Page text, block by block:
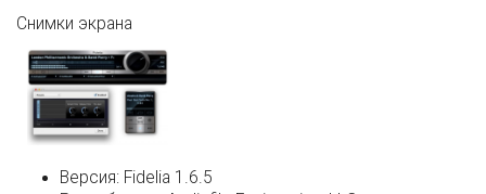
Снимки экрана
Версия: Fidelia 1.6.5